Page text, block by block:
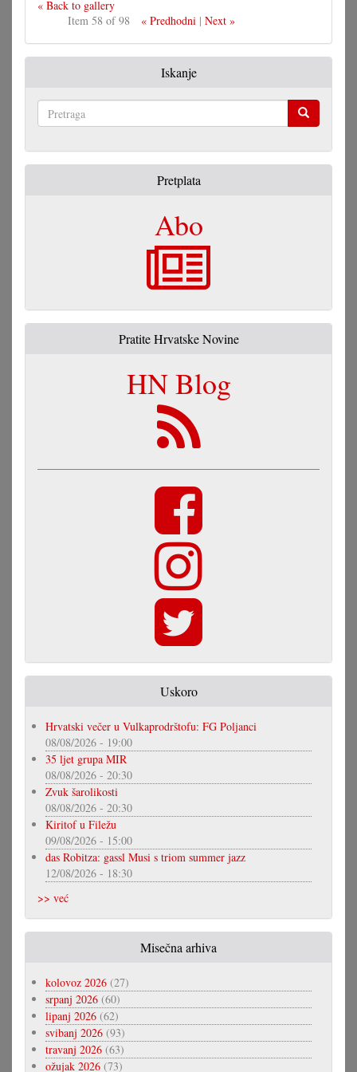
« Back to gallery
Item 58 of 98
« Predhodni| Next »
Iskanje
Pretplata
Abo
Pratite Hrvatske Novine
HN Blog
Uskoro
Hrvatski večer u Vulkaprodrštofu: FG Poljanci
08/08/2026 - 19:00
35 ljet grupa MIR
08/08/2026 - 20:30
Zvuk šarolikosti
08/08/2026 - 20:30
Kiritof u Filežu
09/08/2026 - 15:00
das Robitza: gassl Musi s triom summer jazz
12/08/2026 - 18:30
>> već
Misečna arhiva
kolovoz 2026 (27)
srpanj 2026 (60)
lipanj 2026 (62)
svibanj 2026 (93)
travanj 2026 (63)
ožujak 2026 (73)